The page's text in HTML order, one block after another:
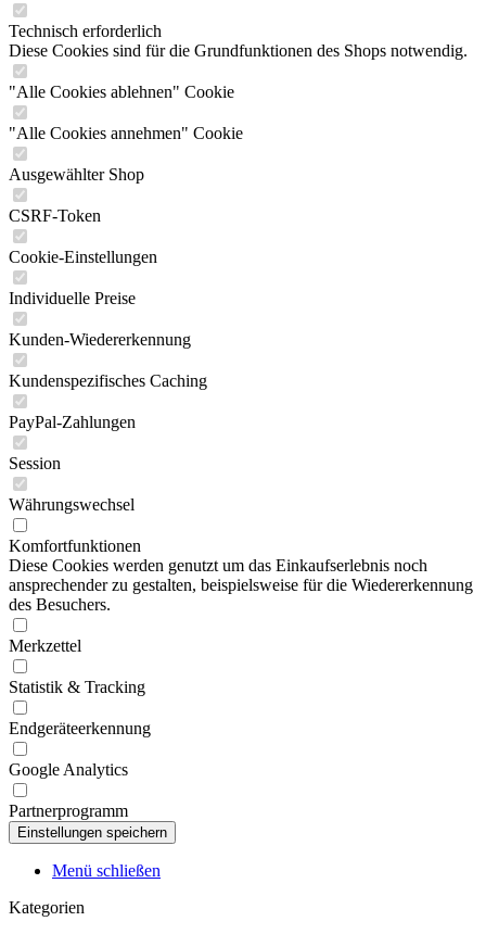
Technisch erforderlich
Diese Cookies sind für die Grundfunktionen des Shops notwendig.
"Alle Cookies ablehnen" Cookie
"Alle Cookies annehmen" Cookie
Ausgewählter Shop
CSRF-Token
Cookie-Einstellungen
Individuelle Preise
Kunden-Wiedererkennung
Kundenspezifisches Caching
PayPal-Zahlungen
Session
Währungswechsel
Komfortfunktionen
Diese Cookies werden genutzt um das Einkaufserlebnis noch
ansprechender zu gestalten, beispielsweise für die Wiedererkennung
des Besuchers.
Merkzettel
Statistik & Tracking
Endgeräteerkennung
Google Analytics
Partnerprogramm
Menü schließen
Kategorien